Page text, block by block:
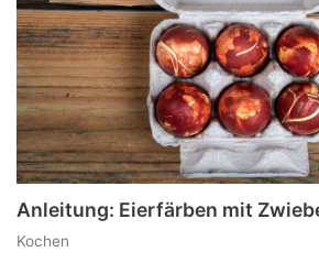
Anleitung: Eierfärben mit
Kochen